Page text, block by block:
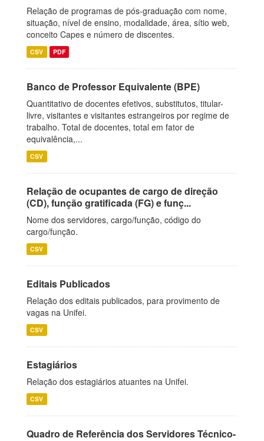
Relação de programas de pós-graduação com nome,
situação, nível de ensino, modalidade, área, sítio web,
conceito Capes e número de discentes.
CSV PDF
Banco de Professor Equivalente (BPE)
Quantitativo de docentes efetivos, substitutos, titular-
livre, visitantes e visitantes estrangeiros por regime de
trabalho. Total de docentes, total em fator de
equivalência,...
CSV
Relação de ocupantes de cargo de direção
(CD), função gratificada (FG) e funç...
Nome dos servidores, cargo/função, código do
cargo/função.
CSV
Editais Publicados
Relação dos editais publicados, para provimento de
vagas na Unifei.
CSV
Estagiários
Relação dos estagiários atuantes na Unifei.
CSV
Quadro de Referência dos Servidores Técnico-